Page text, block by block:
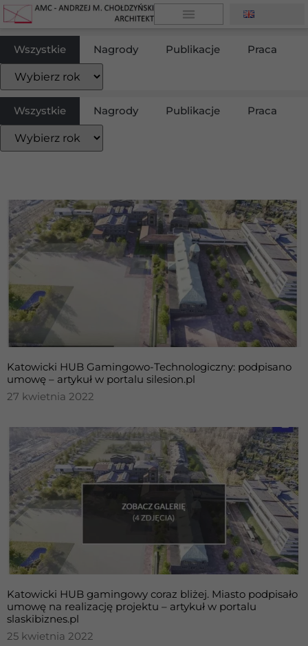
Wszystkie Nagrody Publikacje Praca
Wszystkie Nagrody Publikacje Praca
Katowicki HUB Gamingowo-Technologiczny: podpisano
umowę – artykuł w portalu silesion.pl
27 kwietnia 2022
Katowicki HUB gamingowy coraz bliżej. Miasto podpisało
umowę na realizację projektu – artykuł w portalu
slaskibiznes.pl
25 kwietnia 2022